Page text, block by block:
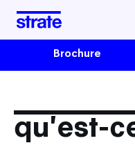
L'école
Strate Paris
Formations
Brochure
qu'est-